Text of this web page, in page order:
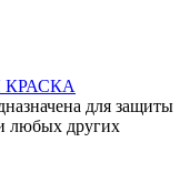
для защиты
любых других